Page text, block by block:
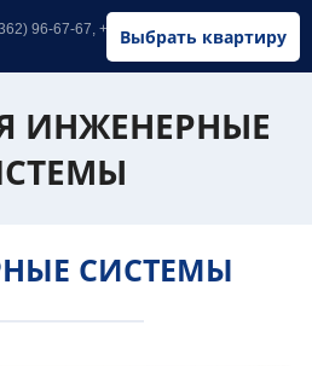
Выбрать квартиру
96-67-67, +7 (902) 326-67-67
ИНЖЕНЕРНЫЕ
СИСТЕМЫ